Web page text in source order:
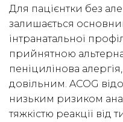
Для пацієнтки без
залишається
інтранатальної
прийнятною
пеніцилінова
довільним. ACOG
низьким ризиком
тяжкістю реакції від